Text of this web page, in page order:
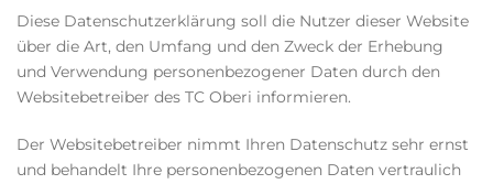
Diese Datenschutzerklärung soll die Nutzer dieser Website
über die Art, den Umfang und den Zweck der Erhebung
und Verwendung personenbezogener Daten durch den
Websitebetreiber des TC Oberi informieren.
Der Websitebetreiber nimmt Ihren Datenschutz sehr ernst
und behandelt Ihre personenbezogenen Daten vertraulich